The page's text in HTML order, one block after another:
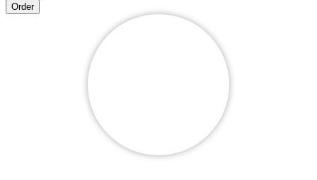
Bisa Import/Export Data Master Ke MS.Excel
Bisa Export Data File Ke PDF
Bisa Digunakan Beberapa Komputer Dalam Satu Jaringan
Order